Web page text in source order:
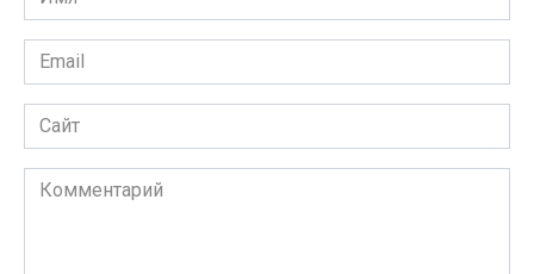
*
Email
*
Сайт
Комментарий